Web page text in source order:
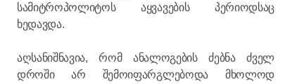
სამიტროპოლიტოს აყვავების პერიოდსაც
ხედავდა.
აღსანიშნავია, რომ ანალოგების ძებნა ძველ
დროში არ შემოიფარგლებოდა მხოლოდ